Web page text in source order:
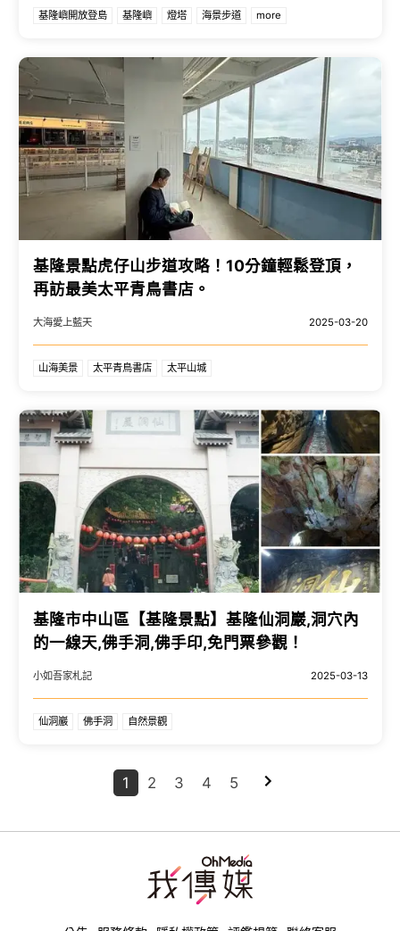
基隆嶼開放登島 基隆嶼 燈塔 海景步道 more
基隆景點虎仔山步道攻略！10分鐘輕鬆登頂，
再訪最美太平青鳥書店。
大海愛上藍天 2025-03-20
山海美景 太平青鳥書店 太平山城
基隆市中山區【基隆景點】基隆仙洞巖,洞穴內
的一線天,佛手洞,佛手印,免門票參觀！
小如吾家札記 2025-03-13
仙洞巖 佛手洞 自然景觀
1 2 3 4 5